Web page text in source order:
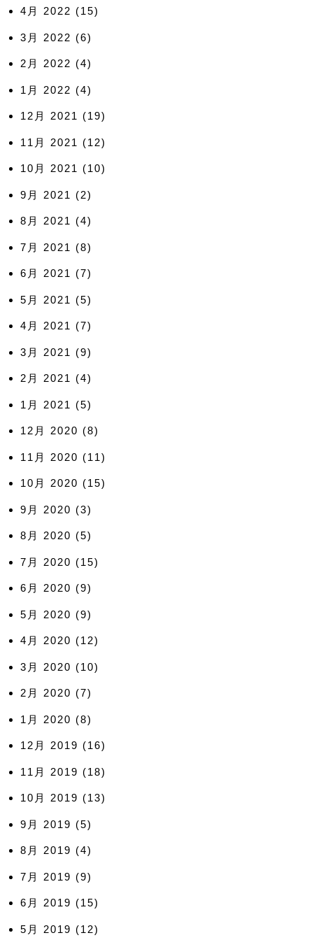
4月 2022 (15)
3月 2022 (6)
2月 2022 (4)
1月 2022 (4)
12月 2021 (19)
11月 2021 (12)
10月 2021 (10)
9月 2021 (2)
8月 2021 (4)
7月 2021 (8)
6月 2021 (7)
5月 2021 (5)
4月 2021 (7)
3月 2021 (9)
2月 2021 (4)
1月 2021 (5)
12月 2020 (8)
11月 2020 (11)
10月 2020 (15)
9月 2020 (3)
8月 2020 (5)
7月 2020 (15)
6月 2020 (9)
5月 2020 (9)
4月 2020 (12)
3月 2020 (10)
2月 2020 (7)
1月 2020 (8)
12月 2019 (16)
11月 2019 (18)
10月 2019 (13)
9月 2019 (5)
8月 2019 (4)
7月 2019 (9)
6月 2019 (15)
5月 2019 (12)